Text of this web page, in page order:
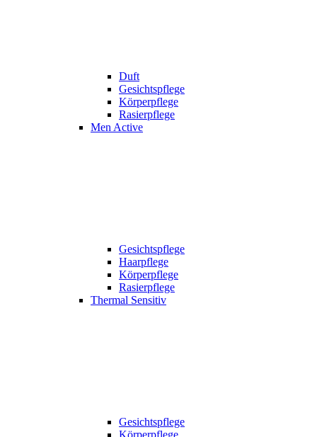
Duft
Gesichtspflege
Körperpflege
Rasierpflege
Men Active
Gesichtspflege
Haarpflege
Körperpflege
Rasierpflege
Thermal Sensitiv
Gesichtspflege
Körperpflege